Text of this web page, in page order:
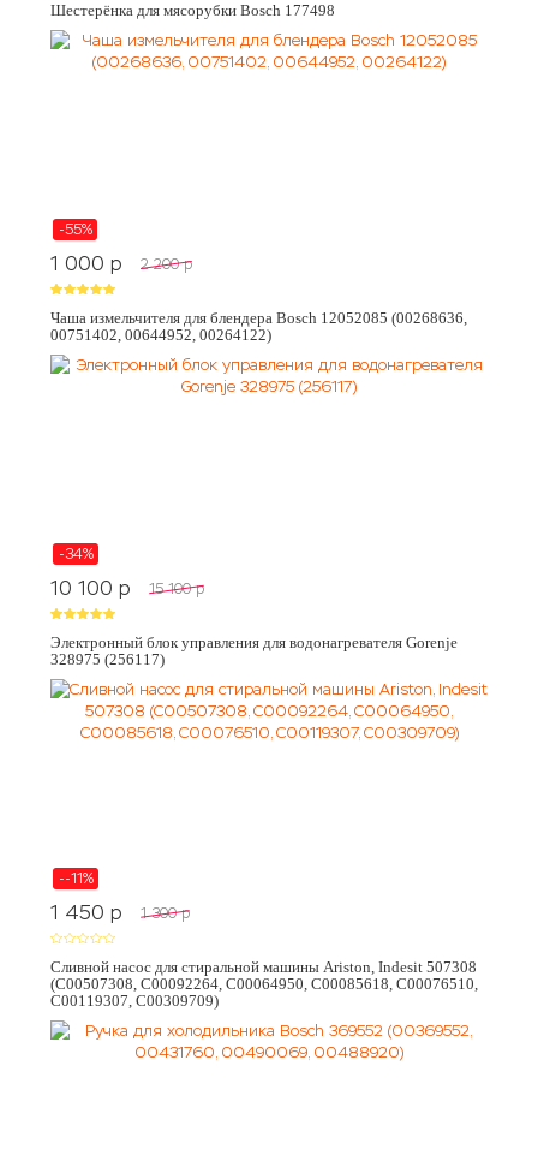
Шестерёнка для мясорубки Bosch 177498
-55%
1 000 p 2 200 p
Чаша измельчителя для блендера Bosch 12052085 (00268636,
00751402, 00644952, 00264122)
-34%
10 100 p 15 100 p
Электронный блок управления для водонагревателя Gorenje
328975 (256117)
--11%
1 450 p 1 300 p
Сливной насос для стиральной машины Ariston, Indesit 507308
(C00507308, C00092264, C00064950, C00085618, C00076510,
C00119307, C00309709)